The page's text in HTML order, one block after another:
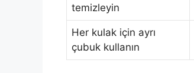
temizleyin
Her kulak için ayrı
çubuk kullanın